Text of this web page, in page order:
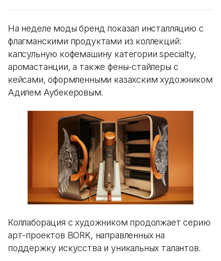
На неделе моды бренд показал инсталляцию с
флагманскими продуктами из коллекций:
капсульную кофемашину категории specialty,
аромастанции, а также фены-стайлеры с
кейсами, оформленными казахским художником
Адилем Аубекеровым.
Коллаборация с художником продолжает серию
арт-проектов BORK, направленных на
поддержку искусства и уникальных талантов.